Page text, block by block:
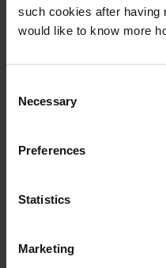
such cookies after having
would like to know more
Selection
Necessary
Preferences
Statistics
Marketing